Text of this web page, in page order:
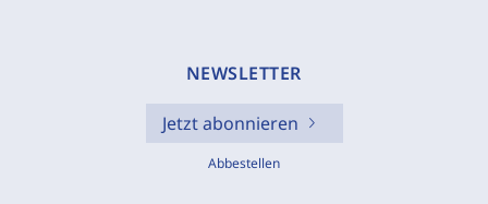
NEWSLETTER
Jetzt abonnieren
Abbestellen